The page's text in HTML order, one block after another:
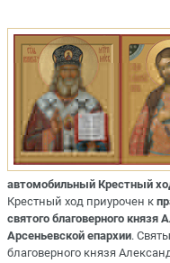
автомобильный Крестный
Крестный ход приурочен к
святого благоверного князя
Арсеньевской епархии.
благоверного князя